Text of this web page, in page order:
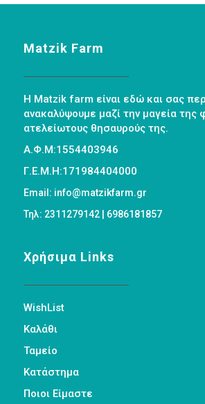
Matzik Farm
Η Matzik farm είναι εδώ και σας
ανακαλύψουμε μαζί την μαγεία της
ατελείωτους θησαυρούς της.
Α.Φ.Μ:1554403946
Γ.Ε.Μ.Η:171984404000
Email: info@matzikfarm.gr
Τηλ: 2311279142 | 6986181857
Χρήσιμα Links
WishList
Καλάθι
Ταμείο
Κατάστημα
Ποιοι Είμαστε